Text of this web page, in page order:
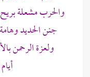
والحرب مشعلة
جنن الحديد
ولعزة الرحمن
أيام